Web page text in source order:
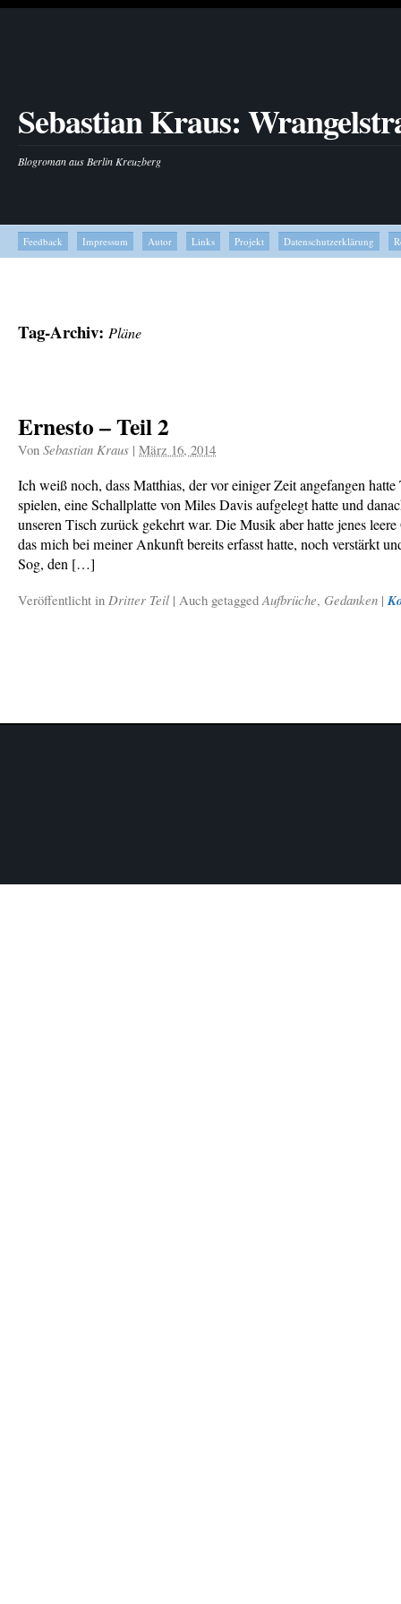
Sebastian Kraus:
Blogroman aus Berlin Kreuzberg
Feedback Impressum Autor Links Projekt Datenschutzerklärung
Tag-Archiv: Pläne
Ernesto – Teil 2
Von Sebastian Kraus | März 16, 2014
Ich weiß noch, dass Matthias, der vor einiger Zeit angefangen hatte
spielen, eine Schallplatte von Miles Davis aufgelegt hatte und
unseren Tisch zurück gekehrt war. Die Musik aber hatte jenes
das mich bei meiner Ankunft bereits erfasst hatte, noch verstärkt
Sog, den […]
Veröffentlicht in Dritter Teil | Auch getaggedAufbrüche, Gedanken |